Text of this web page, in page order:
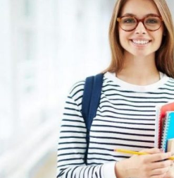
(Posta ile başvuru
1- Merkezi Yerleştirme Puanı
(İnternet) Başvurusunda
İstenen Belgeler
Onaylı Not belgesi
öğrencinin ayrılacağı